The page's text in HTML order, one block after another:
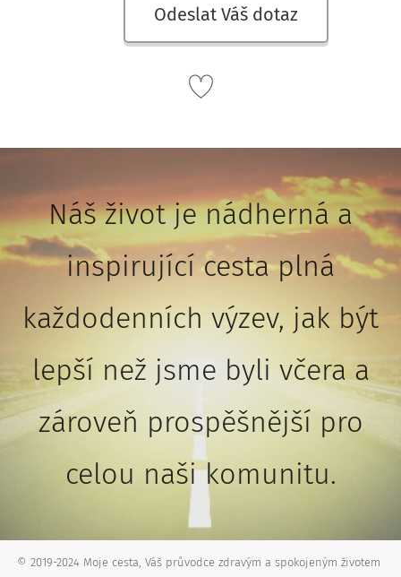
Odeslat Váš dotaz
Náš život je nádherná a
inspirující cesta plná
každodenních výzev, jak být
lepší než jsme byli včera a
zároveň prospěšnější pro
celou naši komunitu.
© 2019-2024 Moje cesta, Váš průvodce zdravým a spokojeným životem